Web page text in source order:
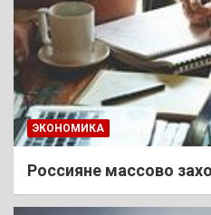
ЭКОНОМИКА
Россияне массово